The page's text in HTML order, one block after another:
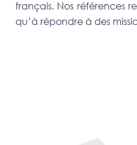
français. Nos références
qu’à répondre à des